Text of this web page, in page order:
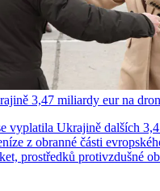
3,47 miliardy eur na
vyplatila Ukrajině dalších
z obranné části
prostředků protivzdušné